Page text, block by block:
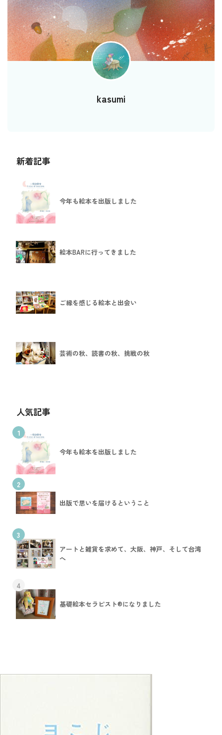
kasumi
新着記事
今年も絵本を出版しました
絵本BARに行ってきました
ご縁を感じる絵本と出会い
芸術の秋、読書の秋、挑戦の秋
人気記事
1
今年も絵本を出版しました
2
出版で思いを届けるということ
3
アートと雑貨を求めて、大阪、神戸、そして台湾
へ
4
基礎絵本セラピスト®︎になりました